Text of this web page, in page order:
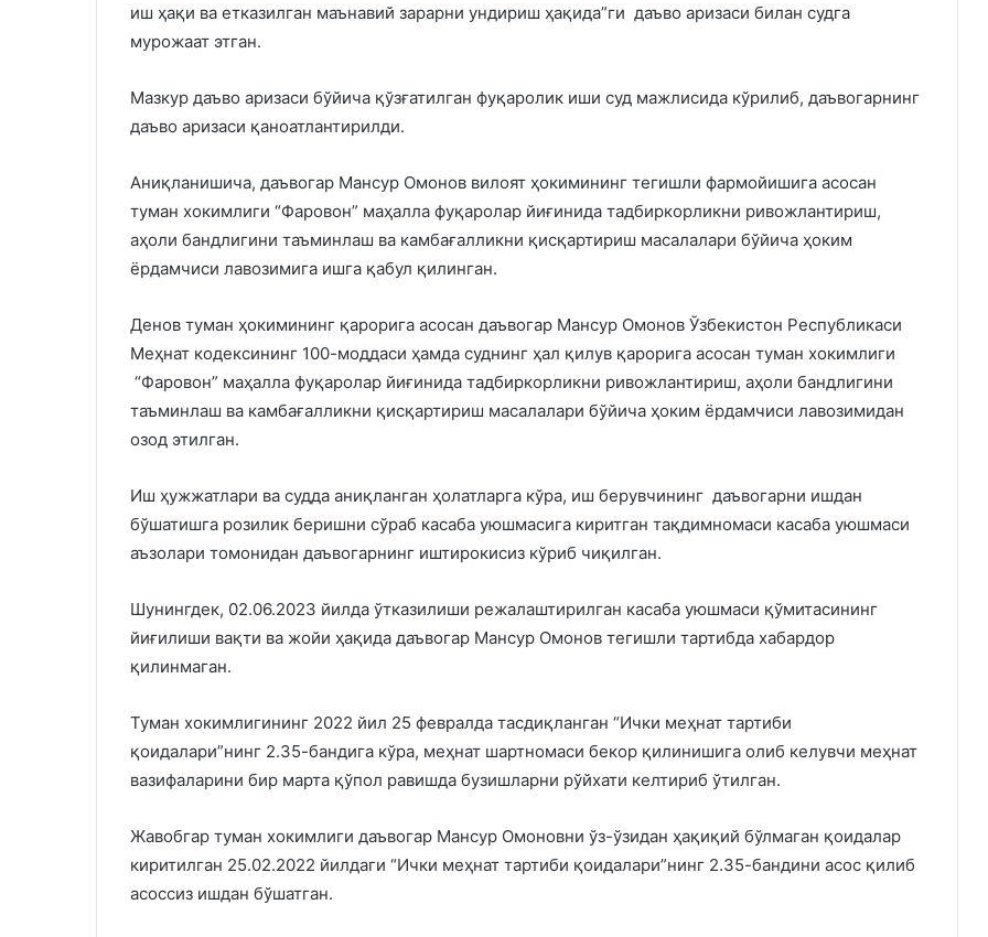
иш ҳақи ва етказилган маънавий зарарни ундириш ҳақида”ги даъво аризаси билан судга
мурожаат этган.
Мазкур даъво аризаси бўйича қўзғатилган фуқаролик иши суд мажлисида кўрилиб, даъвогарнинг
даъво аризаси қаноатлантирилди.
Аниқланишича, даъвогар Мансур Омонов вилоят ҳокимининг тегишли фармойишига асосан
туман хокимлиги “Фаровон” маҳалла фуқаролар йиғинида тадбиркорликни ривожлантириш,
аҳоли бандлигини таъминлаш ва камбағалликни қисқартириш масалалари бўйича ҳоким
ёрдамчиси лавозимига ишга қабул қилинган.
Денов туман ҳокимининг қарорига асосан даъвогар Мансур Омонов Ўзбекистон Республикаси
Меҳнат кодексининг 100-моддаси ҳамда суднинг ҳал қилув қарорига асосан туман хокимлиги
“Фаровон” маҳалла фуқаролар йиғинида тадбиркорликни ривожлантириш, аҳоли бандлигини
таъминлаш ва камбағалликни қисқартириш масалалари бўйича ҳоким ёрдамчиси лавозимидан
озод этилган.
Иш ҳужжатлари ва судда аниқланган ҳолатларга кўра, иш берувчининг даъвогарни ишдан
бўшатишга розилик беришни сўраб касаба уюшмасига киритган тақдимномаси касаба уюшмаси
аъзолари томонидан даъвогарнинг иштирокисиз кўриб чиқилган.
Шунингдек, 02.06.2023 йилда ўтказилиши режалаштирилган касаба уюшмаси қўмитасининг
йиғилиши вақти ва жойи ҳақида даъвогар Мансур Омонов тегишли тартибда хабардор
қилинмаган.
Туман хокимлигининг 2022 йил 25 февралда тасдиқланган “Ички меҳнат тартиби
қоидалари”нинг 2.35-бандига кўра, меҳнат шартномаси бекор қилинишига олиб келувчи меҳнат
вазифаларини бир марта қўпол равишда бузишларни рўйхати келтириб ўтилган.
Жавобгар туман хокимлиги даъвогар Мансур Омоновни ўз-ўзидан ҳақиқий бўлмаган қоидалар
киритилган 25.02.2022 йилдаги “Ички меҳнат тартиби қоидалари”нинг 2.35-бандини асос қилиб
асоссиз ишдан бўшатган.